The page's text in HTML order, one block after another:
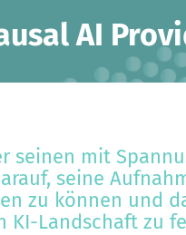
AI
seinen mit
seine
zu können und
Landschaft zu